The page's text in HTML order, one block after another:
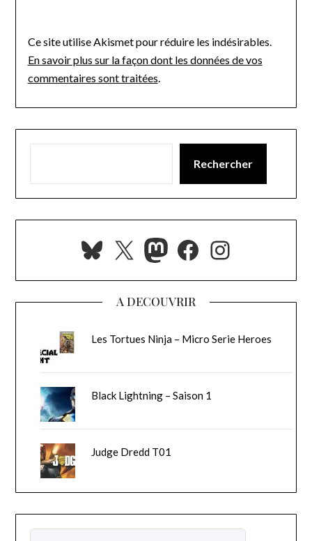
Ce site utilise Akismet pour réduire les indésirables.
En savoir plus sur la façon dont les données de vos
commentaires sont traitées.
Rechercher
Bluesky
X Mastodon
Facebook
A DECOUVRIR
Les Tortues Ninja – Micro Serie Heroes
Black Lightning – Saison 1
Judge Dredd T01